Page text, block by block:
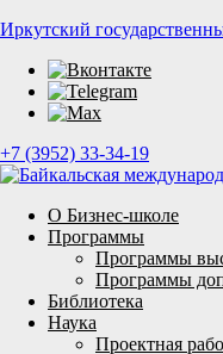
Иркутский
+7 (3952) 33-34-19
О Бизнес-школе
Программы
Программы
Программы
Библиотека
Наука
Проектная